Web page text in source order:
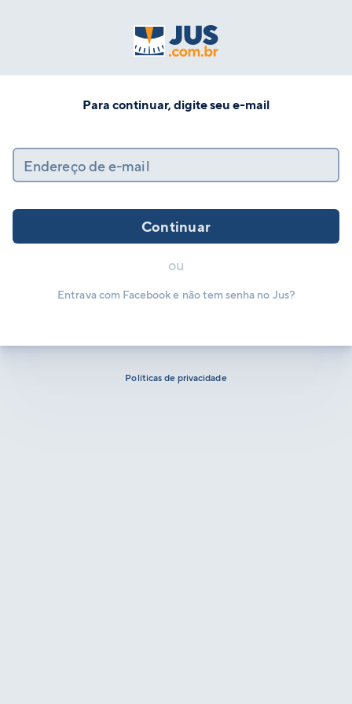
Para continuar, digite seu e-mail
Endereço de e-mail
Continuar
ou
Entrava com Facebook e não tem senha no Jus?
Políticas de privacidade